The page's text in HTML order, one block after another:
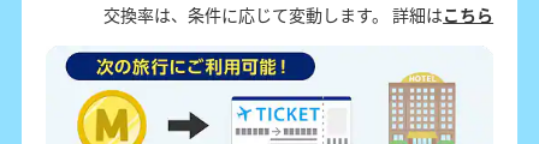
交換率は、条件に応じて変動します。 詳細はこちら